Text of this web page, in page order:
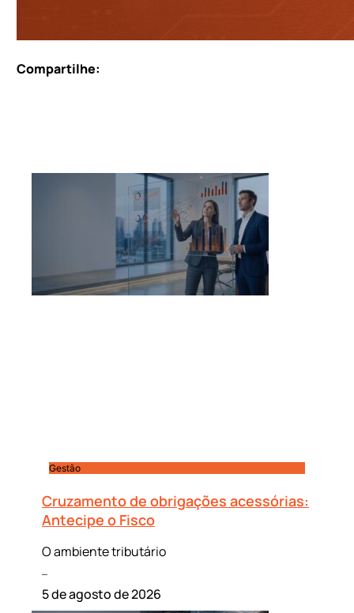
Compartilhe:
Gestão
Cruzamento de obrigações acessórias:
Antecipe o Fisco
O ambiente tributário
5 de agosto de 2026